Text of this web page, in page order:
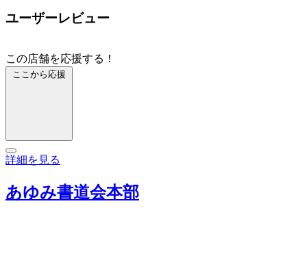
ユーザーレビュー
この店舗を応援する！
ここから応援
詳細を見る
あゆみ書道会本部